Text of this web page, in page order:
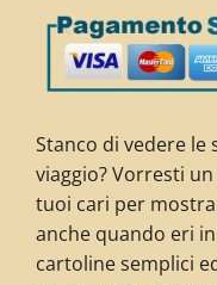
Stanco di vedere
viaggio? Vorresti
tuoi cari per
anche quando eri
cartoline semplici